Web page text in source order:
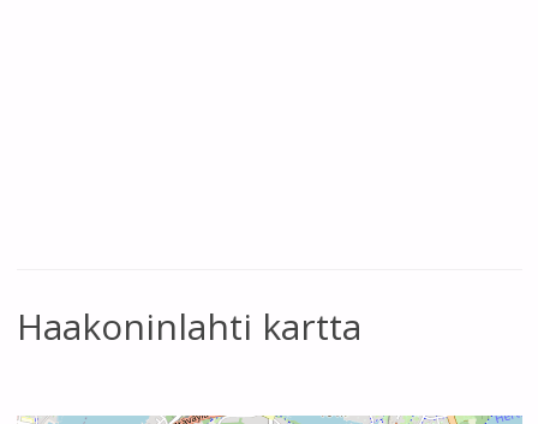
Haakoninlahti kartta